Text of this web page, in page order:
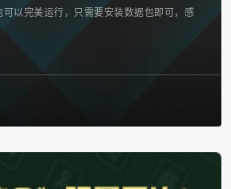
以完美运行，只需要安装数据包即可，感